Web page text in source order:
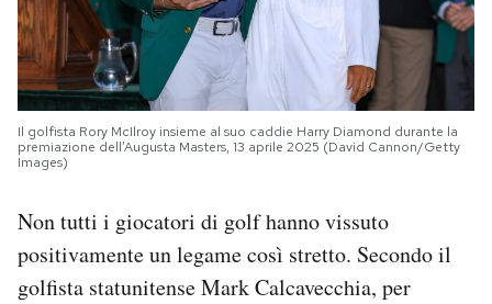
Il golfista Rory McIlroy insieme al suo caddie Harry Diamond durante la
premiazione dell’Augusta Masters, 13 aprile 2025 (David Cannon/Getty
Images)
Non tutti i giocatori di golf hanno vissuto
positivamente un legame così stretto. Secondo il
golfista statunitense Mark Calcavecchia, per